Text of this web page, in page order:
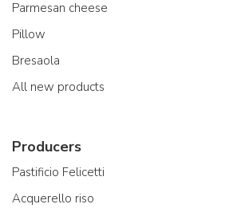
Parmesan cheese
Pillow
Bresaola
All new products
Producers
Pastificio Felicetti
Acquerello riso